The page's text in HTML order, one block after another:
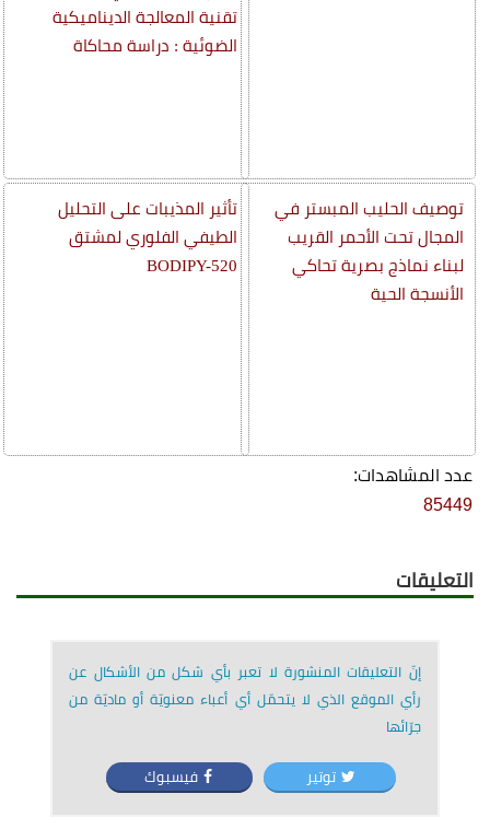
توصيف الحليب المبستر في
المجال تحت الأحمر القريب
لبناء نماذج بصرية تحاكي
الأنسجة الحية
تقنية المعالجة الديناميكية
الضوئية : دراسة محاكاة
تأثير المذيبات على التحليل
الطيفي الفلوري لمشتق
BODIPY-520
عدد المشاهدات:
85449
التعليقات
إنّ التعليقات المنشورة لا تعبر بأي شكل من الأشكال عن
رأي الموقع الذي لا يتحمّل أي أعباء معنويّة أو ماديّة من
جرّائها
توتير فيسبوك